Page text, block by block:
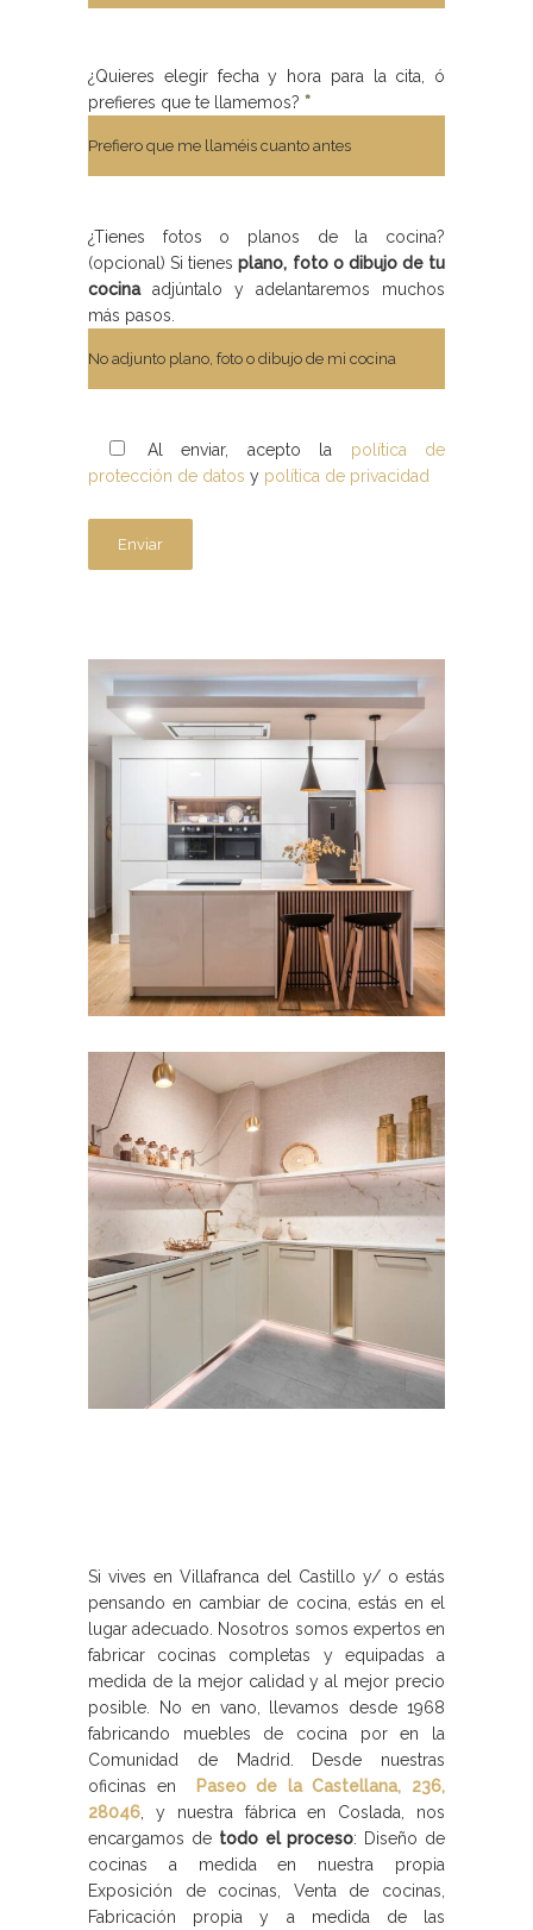
¿Quieres elegir fecha y hora para la cita, ó
prefieres que te llamemos? *
¿Tienes fotos o planos de la cocina?
(opcional) Si tienesplano, foto o dibujo de tu
cocinaadjúntalo y adelantaremos muchos
más pasos.
Al enviar, acepto la política de
protección de datos y política de privacidad
Si vives en Villafranca del Castillo y/ o estás
pensando en cambiar de cocina, estás en el
lugar adecuado. Nosotros somos expertos en
fabricar cocinas completas y equipadas a
medida de la mejor calidad y al mejor precio
posible. No en vano, llevamos desde 1968
fabricando muebles de cocina por en la
Comunidad de Madrid. Desde nuestras
oficinas en
Paseo de la Castellana, 236,
28046 , y nuestra fábrica en Coslada, nos
encargamos detodo el proceso: Diseño de
cocinas a medida en nuestra propia
Exposición de cocinas, Venta de cocinas,
Fabricación propia y a medida de las